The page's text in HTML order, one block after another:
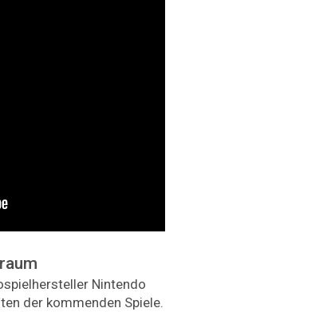
Nintendo
der kommenden Spiele.